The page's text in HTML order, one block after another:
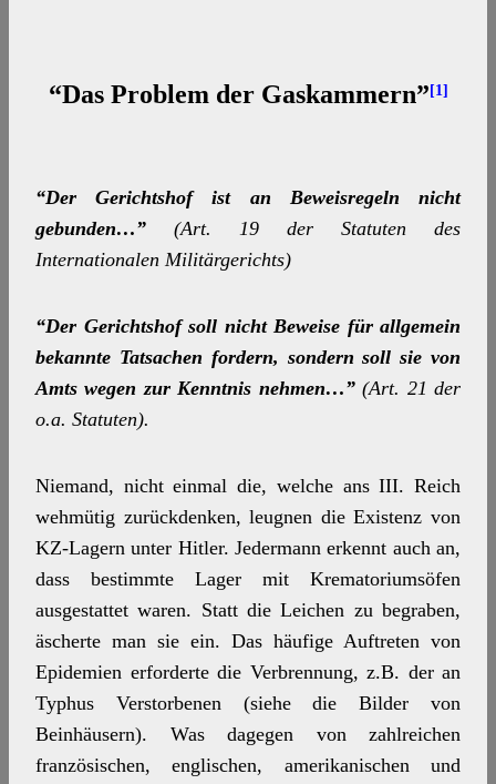
“Das Problem der Gaskammern” [1]
“Der Gerichtshof ist an Beweisregeln nicht
gebunden…”
(Art. 19 der Statuten des
Internationalen Militärgerichts)
“Der Gerichtshof soll nicht Beweise für allgemein
bekannte Tatsachen fordern, sondern soll sie von
Amts wegen zur Kenntnis nehmen…”(Art. 21 der
o.a. Statuten).
Niemand, nicht einmal die, welche ans III. Reich
wehmütig zurückdenken, leugnen die Existenz von
KZ-Lagern unter Hitler. Jedermann erkennt auch an,
dass bestimmte Lager mit Krematoriumsöfen
ausgestattet waren. Statt die Leichen zu begraben,
äscherte man sie ein. Das häufige Auftreten von
Epidemien erforderte die Verbrennung, z.B. der an
Typhus Verstorbenen (siehe die Bilder von
Beinhäusern). Was dagegen von zahlreichen
französischen, englischen, amerikanischen und